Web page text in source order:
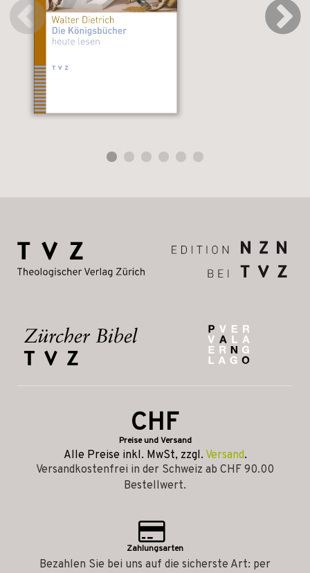
CHF
Preise und Versand
Alle Preise inkl. MwSt, zzgl. Versand.
Versandkostenfrei in der Schweiz ab CHF 90.00
Bestellwert.
Zahlungsarten
Bezahlen Sie bei uns auf die sicherste Art: per